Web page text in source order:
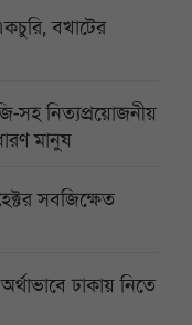
বখাটের
সহ নিত্যপ্রয়োজনীয়
মানুষ
সবজিক্ষেত
ঢাকায় নিতে